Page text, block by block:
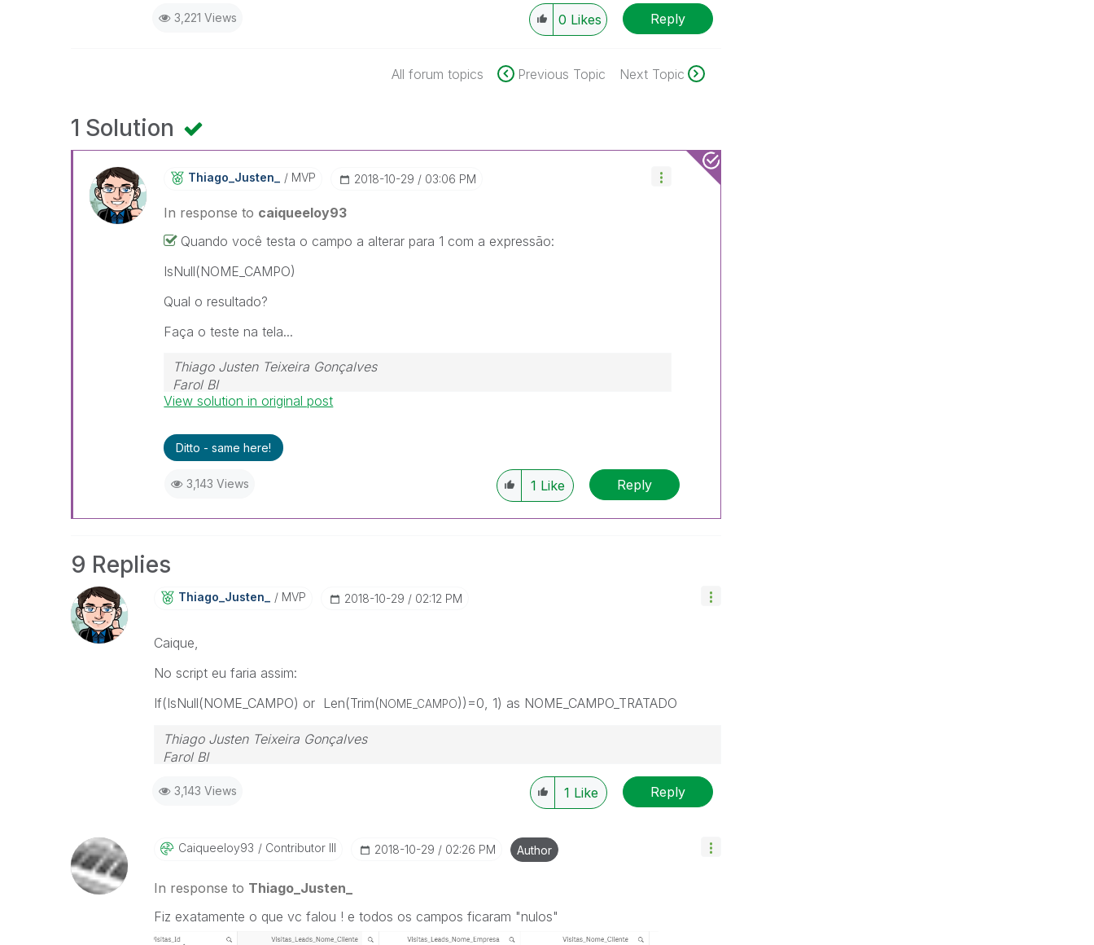
3,221 Views 0 Likes Reply
All forum topics Previous Topic Next Topic
1 Solution
Thiago_Justen_ MVP ‎2018-10-29 03:06 PM
In response to caiqueeloy93
Quando você testa o campo a alterar para 1 com a expressão:
IsNull(NOME_CAMPO)
Qual o resultado?
Faça o teste na tela...
Thiago Justen Teixeira Gonçalves
Farol BI
WhatsApp: 24 98152-1675
View solution in original post
Ditto - same here!
3,143 Views 1 Like Reply
9 Replies
Thiago_Justen_ MVP ‎2018-10-29 02:12 PM
Caique,
No script eu faria assim:
If(IsNull(NOME_CAMPO) or Len(Trim(NOME_CAMPO))=0, 1) as NOME_CAMPO_TRATADO
Thiago Justen Teixeira Gonçalves
Farol BI
Skype: justen.thiago
3,143 Views 1 Like Reply
Caiqueeloy93 Contributor III ‎2018-10-29 02:26 PM Author
In response to Thiago_Justen_
Fiz exatamente o que vc falou ! e todos os campos ficaram "nulos"